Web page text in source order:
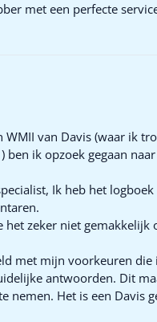
met een perfecte
van Davis (waar ik
ik opzoek gegaan
Ik heb het logboek
zeker niet gemakkelijk
met mijn voorkeuren die
antwoorden. Dit
nemen. Het is een Davis